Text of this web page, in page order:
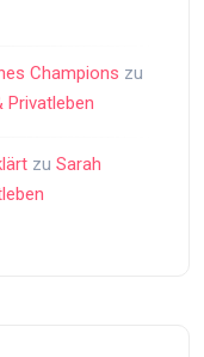
Champions zu
Privatleben
zu Sarah